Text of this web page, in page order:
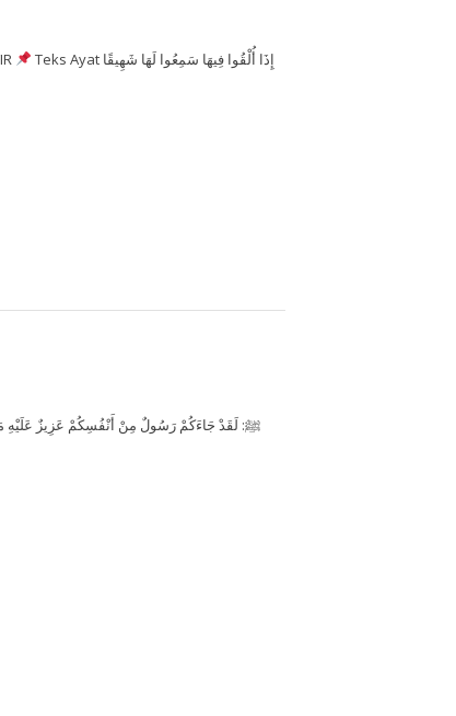
Teks Ayat إِذَا أُلْقُوا فِيهَا سَمِعُوا لَهَا شَهِيقًا